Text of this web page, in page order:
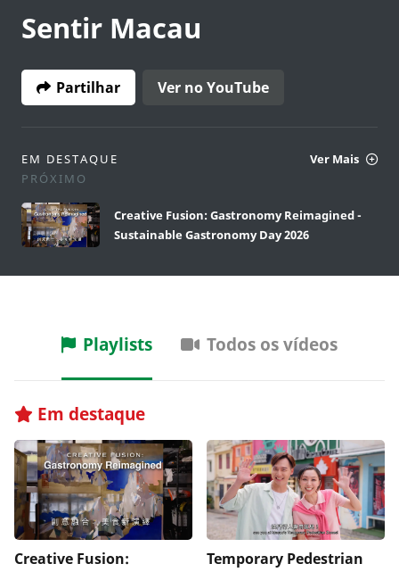
Sentir Macau
Partilhar Ver no YouTube
EM DESTAQUE
PRÓXIMO
Ver Mais
Creative Fusion: Gastronomy Reimagined -
Sustainable Gastronomy Day 2026
Playlists Todos os vídeos
Em destaque
Creative Fusion:
Temporary Pedestrian